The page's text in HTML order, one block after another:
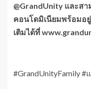
@GrandUnity และสา
คอนโดมิเนียมพร้อมอ
เติมได้ที่
#GrandUnityFamily